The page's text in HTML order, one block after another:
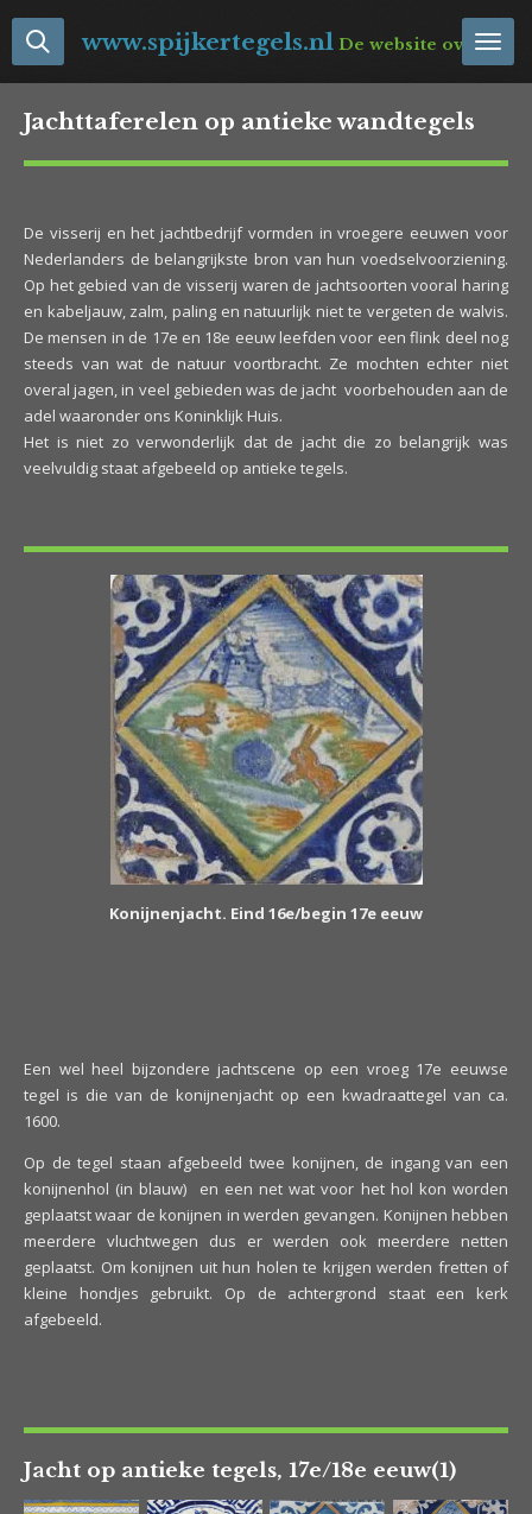
Ga
direct
hoofdinhoud
www.spijkertegels.nl De website over
Jachttaferelen op antieke wandtegels
De visserij en het jachtbedrijf vormden in vroegere eeuwen voor
Nederlanders de belangrijkste bron van hun voedselvoorziening.
Op het gebied van de visserij waren de jachtsoorten vooral haring
en kabeljauw, zalm, paling en natuurlijk niet te vergeten de walvis.
De mensen in de 17e en 18e eeuw leefden voor een flink deel nog
steeds van wat de natuur voortbracht. Ze mochten echter niet
overal jagen, in veel gebieden was de jacht voorbehouden aan de
adel waaronder ons Koninklijk Huis.
Het is niet zo verwonderlijk dat de jacht die zo belangrijk was
veelvuldig staat afgebeeld op antieke tegels.
Konijnenjacht. Eind 16e/begin 17e eeuw
Een wel heel bijzondere jachtscene op een vroeg 17e eeuwse
tegel is die van de konijnenjacht op een kwadraattegel van ca.
1600.
Op de tegel staan afgebeeld twee konijnen, de ingang van een
konijnenhol (in blauw) en een net wat voor het hol kon worden
geplaatst waar de konijnen in werden gevangen. Konijnen hebben
meerdere vluchtwegen dus er werden ook meerdere netten
geplaatst. Om konijnen uit hun holen te krijgen werden fretten of
kleine hondjes gebruikt. Op de achtergrond staat een kerk
afgebeeld.
Jacht op antieke tegels, 17e/18e eeuw(1)